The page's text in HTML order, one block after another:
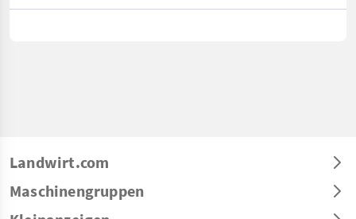
Landwirt.com
Maschinengruppen